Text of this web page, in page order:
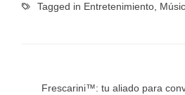
Tagged in Entretenimiento,
Frescarini™: tu aliado para